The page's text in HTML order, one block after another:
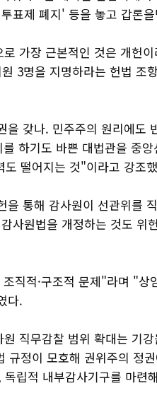
표제 폐지' 등을 놓고 갑론
가장 근본적인 것은 개헌
3명을 지명하라는 헌법 조
을 갖나. 민주주의 원리에도
하기도 바쁜 대법관을 중
떨어지는 것"이라고 강조
통해 감사원이 선관위를
사원법을 개정하는 것도 위
직적·구조적 문제"라며 "상
다.
직무감찰 범위 확대는 기
규정이 모호해 권위주의 정
립적 내부감사기구를 마련